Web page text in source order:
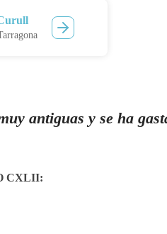
antiguas y se ha
CXLII: